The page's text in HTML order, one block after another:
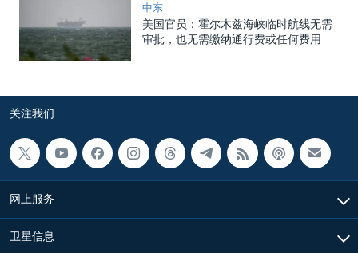
中东
美国官员：霍尔木兹海峡临时航线无需
审批，也无需缴纳通行费或任何费用
关注我们
网上服务
卫星信息